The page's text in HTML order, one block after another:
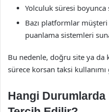
Yolculuk süresi
Bazı platformlar
puanlama sistemleri
Bu nedenle, doğru site ya
sürece korsan taksi
Hangi